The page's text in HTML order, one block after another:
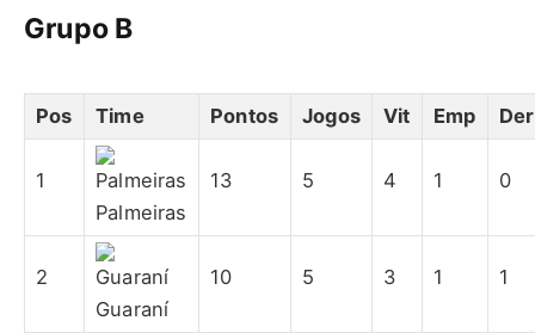
Grupo B
Pos Time Pontos Jogos Vit Emp Der
1
Palmeiras
13 5 4 1 0
2
Guaraní
10 5 3 1 1